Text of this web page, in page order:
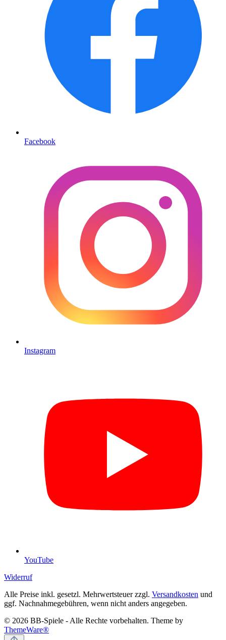
Facebook
Instagram
YouTube
Widerruf
Alle Preise inkl. gesetzl. Mehrwertsteuer zzgl. Versandkosten und
ggf. Nachnahmegebühren, wenn nicht anders angegeben.
© 2026 BB-Spiele - Alle Rechte vorbehalten. Theme by
ThemeWare®